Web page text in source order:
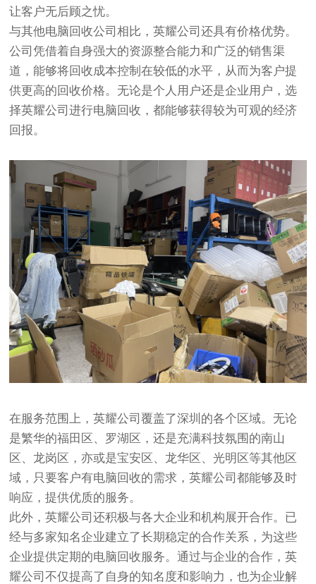
让客户无后顾之忧。
与其他电脑回收公司相比，英耀公司还具有价格优势。
公司凭借着自身强大的资源整合能力和广泛的销售渠
道，能够将回收成本控制在较低的水平，从而为客户提
供更高的回收价格。无论是个人用户还是企业用户，选
择英耀公司进行电脑回收，都能够获得较为可观的经济
回报。
在服务范围上，英耀公司覆盖了深圳的各个区域。无论
是繁华的福田区、罗湖区，还是充满科技氛围的南山
区、龙岗区，亦或是宝安区、龙华区、光明区等其他区
域，只要客户有电脑回收的需求，英耀公司都能够及时
响应，提供优质的服务。
此外，英耀公司还积极与各大企业和机构展开合作。已
经与多家知名企业建立了长期稳定的合作关系，为这些
企业提供定期的电脑回收服务。通过与企业的合作，英
耀公司不仅提高了自身的知名度和影响力，也为企业解